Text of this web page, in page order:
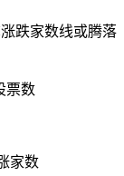
跌家数线或腾落
票数
家数